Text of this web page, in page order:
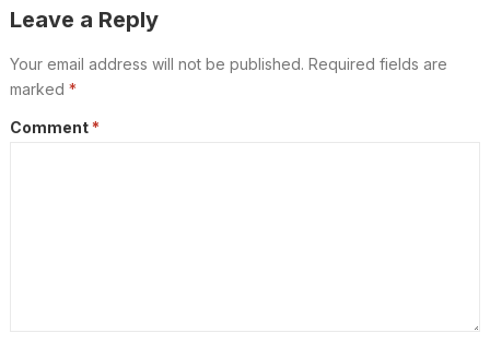
Leave a Reply
Your email address will not be published. Required fields are
marked *
Comment *